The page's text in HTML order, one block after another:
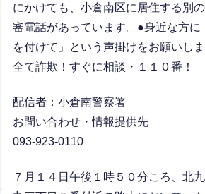
にかけても、小倉南区に居住する別
審電話があっています。●身近な方に
を付けて」という声掛けをお願いし
全て詐欺！すぐに相談・１１０番！
配信者：小倉南警察署
お問い合わせ・情報提供先
093-923-0110
７月１４日午後１時５０分ころ、北